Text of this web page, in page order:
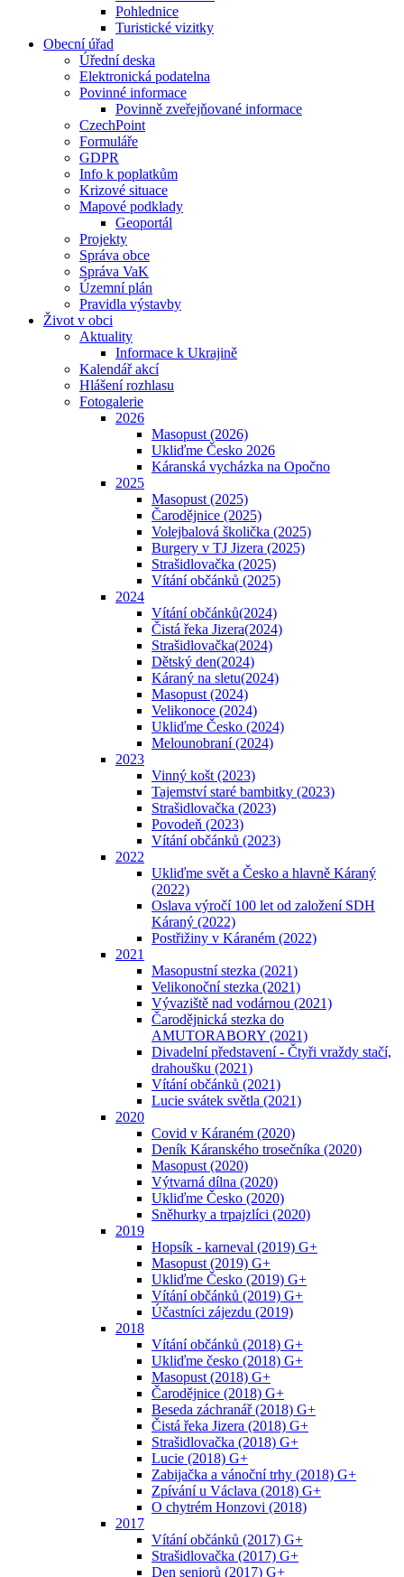
Pohlednice
Turistické vizitky
Obecní úřad
Úřední deska
Elektronická podatelna
Povinné informace
Povinně zveřejňované informace
CzechPoint
Formuláře
GDPR
Info k poplatkům
Krizové situace
Mapové podklady
Geoportál
Projekty
Správa obce
Správa VaK
Územní plán
Pravidla výstavby
Život v obci
Aktuality
Informace k Ukrajině
Kalendář akcí
Hlášení rozhlasu
Fotogalerie
2026
Masopust (2026)
Ukliďme Česko 2026
Káranská vycházka na Opočno
2025
Masopust (2025)
Čarodějnice (2025)
Volejbalová školička (2025)
Burgery v TJ Jizera (2025)
Strašidlovačka (2025)
Vítání občánků (2025)
2024
Vítání občánků(2024)
Čistá řeka Jizera(2024)
Strašidlovačka(2024)
Dětský den(2024)
Káraný na sletu(2024)
Masopust (2024)
Velikonoce (2024)
Ukliďme Česko (2024)
Melounobraní (2024)
2023
Vinný košt (2023)
Tajemství staré bambitky (2023)
Strašidlovačka (2023)
Povodeň (2023)
Vítání občánků (2023)
2022
Ukliďme svět a Česko a hlavně Káraný
(2022)
Oslava výročí 100 let od založení SDH
Káraný (2022)
Postřižiny v Káraném (2022)
2021
Masopustní stezka (2021)
Velikonoční stezka (2021)
Vývaziště nad vodárnou (2021)
Čarodějnická stezka do
AMUTORABORY (2021)
Divadelní představení - Čtyři vraždy stačí,
drahoušku (2021)
Vítání občánků (2021)
Lucie svátek světla (2021)
2020
Covid v Káraném (2020)
Deník Káranského trosečníka (2020)
Masopust (2020)
Výtvarná dílna (2020)
Ukliďme Česko (2020)
Sněhurky a trpajzlíci (2020)
2019
Hopsík - karneval (2019) G+
Masopust (2019) G+
Ukliďme Česko (2019) G+
Vítání občánků (2019) G+
Účastníci zájezdu (2019)
2018
Vítání občánků (2018) G+
Ukliďme česko (2018) G+
Masopust (2018) G+
Čarodějnice (2018) G+
Beseda záchranář (2018) G+
Čistá řeka Jizera (2018) G+
Strašidlovačka (2018) G+
Lucie (2018) G+
Zabijačka a vánoční trhy (2018) G+
Zpívání u Václava (2018) G+
O chytrém Honzovi (2018)
2017
Vítání občánků (2017) G+
Strašidlovačka (2017) G+
Den seniorů (2017) G+